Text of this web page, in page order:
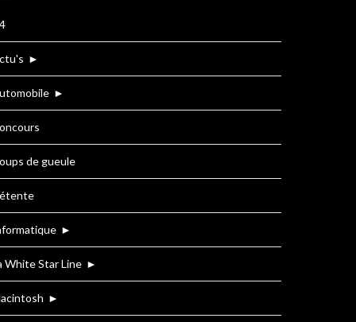
►
►
de gueule
►
White Star Line ►
►